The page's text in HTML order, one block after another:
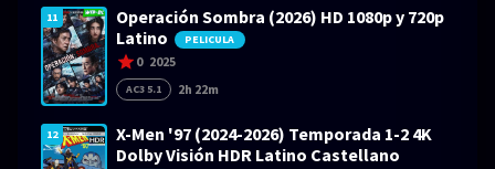
11
Operación Sombra (2026) HD 1080p y 720p
Latino
PELICULA
0 2025
AC3 5.1 2h 22m
12
X-Men '97 (2024-2026) Temporada 1-2 4K
Dolby Visión HDR Latino Castellano